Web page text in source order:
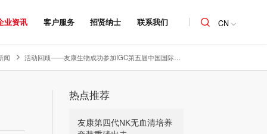
CN
业资讯 客户服务 招贤纳士 联系我们
闻 活动回顾——友康生物成功参加IGC第五届中国国际免疫&基因治疗论坛
热点推荐
友康第四代NK无血清培养